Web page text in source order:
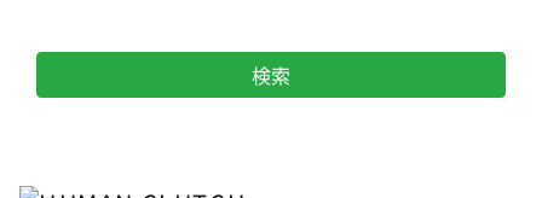
検索